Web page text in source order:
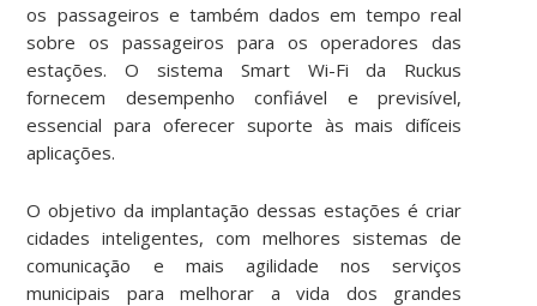
os passageiros e também dados em tempo real
sobre os passageiros para os operadores das
estações. O sistema Smart Wi-Fi da Ruckus
fornecem desempenho confiável e previsível,
essencial para oferecer suporte às mais difíceis
aplicações.
O objetivo da implantação dessas estações é criar
cidades inteligentes, com melhores sistemas de
comunicação e mais agilidade nos serviços
municipais para melhorar a vida dos grandes